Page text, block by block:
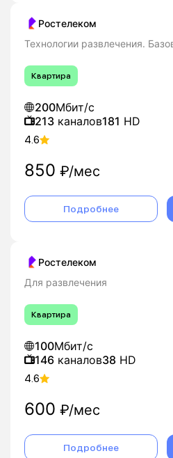
Ростелеком
Технологии развлечения.
Квартира
200Мбит/с
213 каналов181 HD
4.6
850 ₽/мес
Подробнее
Ростелеком
Для развлечения
Квартира
100Мбит/с
146 каналов38 HD
4.6
600 ₽/мес
Подробнее